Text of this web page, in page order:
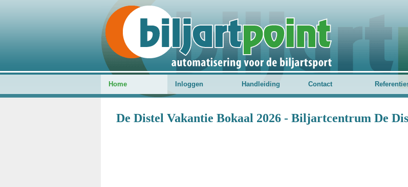
Home Inloggen Handleiding Contact
De Distel Vakantie Bokaal 2026 - Biljartcentrum De